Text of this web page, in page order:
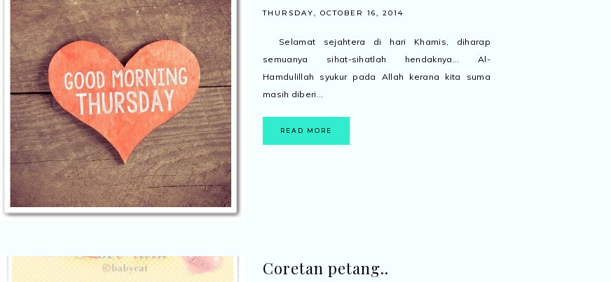
THURSDAY, OCTOBER 16, 2014
Selamat sejahtera di hari Khamis, diharap
semuanya sihat-sihatlah hendaknya... Al-
Hamdulillah syukur pada Allah kerana kita suma
masih diberi...
READ MORE
Coretan petang..